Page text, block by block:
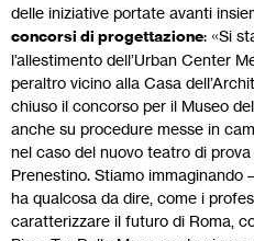
delle iniziative portate avanti
concorsi di progettazione: «Si
l’allestimento dell’Urban Center
peraltro vicino alla Casa
chiuso il concorso per il Museo
anche su procedure messe in
nel caso del nuovo teatro di
Prenestino. Stiamo immaginando
ha qualcosa da dire, come i
caratterizzare il futuro di Roma,